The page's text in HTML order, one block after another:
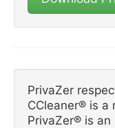
PrivaZer
CCleaner® is a
PrivaZer® is